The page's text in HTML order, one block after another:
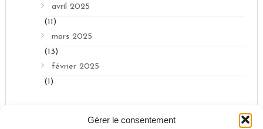
Gérer le consentement
avril 2025
(11)
mars 2025
(13)
février 2025
(1)